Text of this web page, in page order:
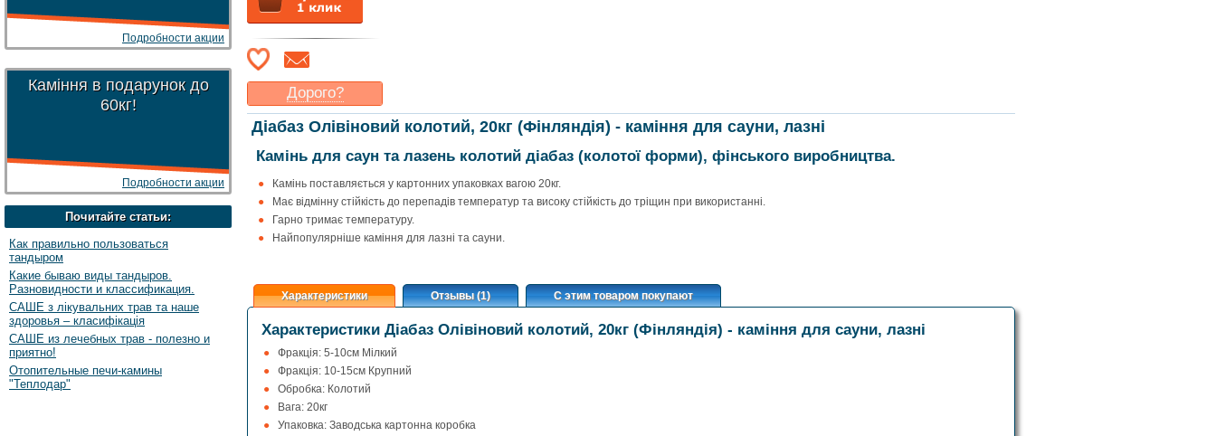
Подробности акции
Каміння в подарунок до
60кг!
Подробности акции
Почитайте статьи:
Как правильно пользоваться
тандыром
Какие бываю виды тандыров.
Разновидности и классификация.
САШЕ з лікувальних трав та наше
здоровья – класифікація
САШЕ из лечебных трав - полезно и
приятно!
Отопительные печи-камины
"Теплодар"
Дорого?
Какая ценамогла бы
Васустроить?
Указать цену
Діабаз Олівіновий колотий, 20кг (Фінляндія) - каміння для сауни, лазні
Камінь для саун та лазень колотий діабаз (колотої форми), фінського виробництва.
Камінь поставляється у картонних упаковках вагою 20кг.
Має відмінну стійкість до перепадів температур та високу стійкість до тріщин при використанні.
Гарно тримає температуру.
Найпопулярніше каміння для лазні та сауни.
Характеристики Отзывы (1) С этим товаром покупают
Характеристики Діабаз Олівіновий колотий, 20кг (Фінляндія) - каміння для сауни, лазні
Фракція: 5-10см Мілкий
Фракція: 10-15см Крупний
Обробка: Колотий
Вага: 20кг
Упаковка: Заводська картонна коробка